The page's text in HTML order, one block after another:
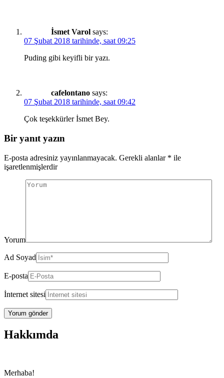
İsmet Varol says:
07 Şubat 2018 tarihinde, saat 09:25
Puding gibi keyifli bir yazı.
cafelontano says:
07 Şubat 2018 tarihinde, saat 09:42
Çok teşekkürler İsmet Bey.
Bir yanıt yazın
E-posta adresiniz yayınlanmayacak. Gerekli alanlar * ile
işaretlenmişlerdir
Yorum
Ad Soyad
E-posta
İnternet sitesi
Hakkımda
Merhaba!